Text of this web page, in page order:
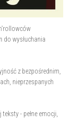
do wysłuchania
z bezpośrednim,
nieprzespanych
- pełne emocji,